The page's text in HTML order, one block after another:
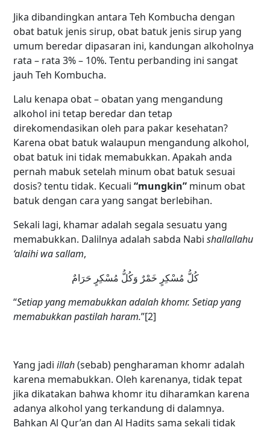
Jika dibandingkan antara Teh Kombucha dengan
obat batuk jenis sirup, obat batuk jenis sirup yang
umum beredar dipasaran ini, kandungan alkoholnya
rata – rata 3% – 10%. Tentu perbanding ini sangat
jauh Teh Kombucha.
Lalu kenapa obat – obatan yang mengandung
alkohol ini tetap beredar dan tetap
direkomendasikan oleh para pakar kesehatan?
Karena obat batuk walaupun mengandung alkohol,
obat batuk ini tidak memabukkan. Apakah anda
pernah mabuk setelah minum obat batuk sesuai
dosis? tentu tidak. Kecuali “mungkin” minum obat
batuk dengan cara yang sangat berlebihan.
Sekali lagi, khamar adalah segala sesuatu yang
memabukkan. Dalilnya adalah sabda Nabi shallallahu
‘alaihi wa sallam,
كُلُّ مُسْكِرٍ خَمْرٌ وَكُلُّ مُسْكِرٍ حَرَامٌ
“Setiap yang memabukkan adalah khomr. Setiap yang
memabukkan pastilah haram.”[2]
Yang jadi illah(sebab) pengharaman khomr adalah
karena memabukkan. Oleh karenanya, tidak tepat
jika dikatakan bahwa khomr itu diharamkan karena
adanya alkohol yang terkandung di dalamnya.
Bahkan Al Qur’an dan Al Hadits sama sekali tidak